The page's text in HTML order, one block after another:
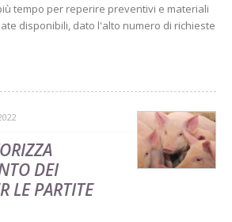
tempo per reperire preventivi e materiali
disponibili, dato l'alto numero di richieste
DEI
LE PARTITE